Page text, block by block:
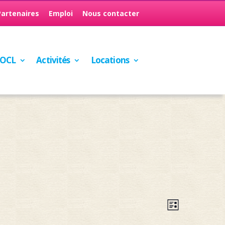
Emploi Nous contacter
Activités Locations
Liste